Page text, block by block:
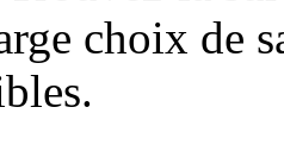
choix de